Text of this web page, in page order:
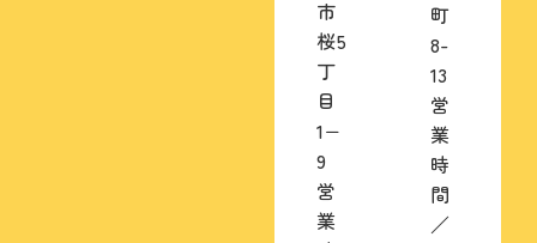
市
桜5
丁
目
1−
9
営
業
町
8-
13
営
業
時
間
／